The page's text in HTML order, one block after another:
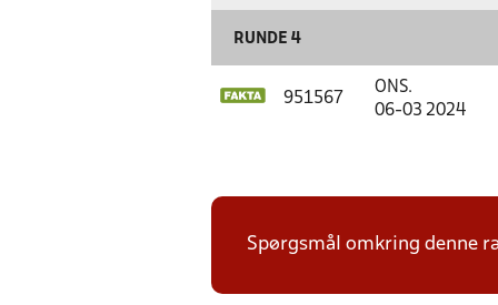
RUNDE 4
951567
ONS.
06-03 2024
Spørgsmål omkring denne